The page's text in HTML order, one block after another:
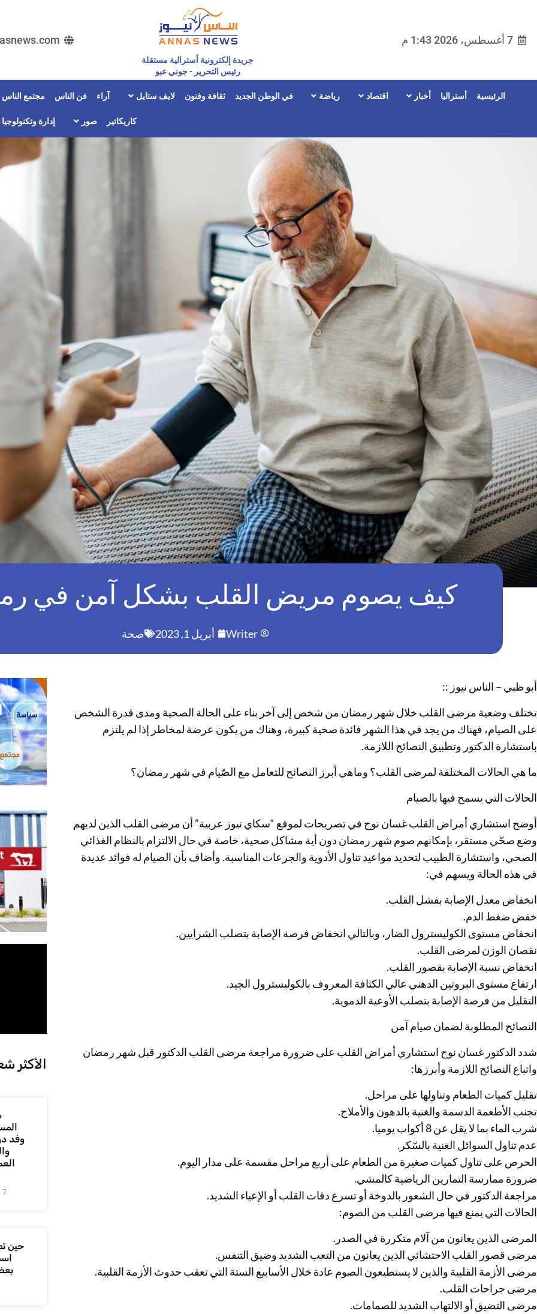
7 أغسطس، 2026 1:43 م
جريدة إلكترونية أسترالية مستقلة
رئيس التحرير - جوني عبو
الرئيسية أستراليا أخبار اقتصاد رياضة في الوطن الجديد ثقافة وفنون لايف ستايل آراء فن الناس مجتمع الناس
كاريكاتير صور إدارة وتكنولوجيا
كيف يصوم مريض القلب بشكل آمن في
Writer أبريل 1, 2023 صحة
أبو ظبي – الناس نيوز ::
تختلف وضعية مرضى القلب خلال شهر رمضان من شخص إلى آخر بناء على الحالة الصحية ومدى قدرة الشخص
على الصيام، فهناك من يجد في هذا الشهر فائدة صحية كبيرة، وهناك من يكون عرضة لمخاطر إذا لم يلتزم
باستشارة الدكتور وتطبيق النصائح اللازمة.
ما هي الحالات المختلفة لمرضى القلب؟ وماهي أبرز النصائح للتعامل مع الصّيام في شهر رمضان؟
الحالات التي يسمح فيها بالصيام
أوضح استشاري أمراض القلب غسان نوح في تصريحات لموقع “سكاي نيوز عربية” أن مرضى القلب الذين لديهم
وضع صحّي مستقر، بإمكانهم صوم شهر رمضان دون أية مشاكل صحية، خاصة في حال الالتزام بالنظام الغذائي
الصحي، واستشارة الطبيب لتحديد مواعيد تناول الأدوية والجرعات المناسبة. وأضاف بأن الصيام له فوائد عديدة
في هذه الحالة ويسهم في:
انخفاض معدل الإصابة بفشل القلب.
خفض ضغط الدم.
انخفاض مستوى الكوليسترول الضار، وبالتالي انخفاض فرصة الإصابة بتصلب الشرايين.
نقصان الوزن لمرضى القلب.
انخفاض نسبة الإصابة بقصور القلب.
ارتفاع مستوى البروتين الدهني عالي الكثافة المعروف بالكوليسترول الجيد.
التقليل من فرصة الإصابة بتصلب الأوعية الدموية.
النصائح المطلوبة لضمان صيام آمن
شدد الدكتور غسان نوح استشاري أمراض القلب على ضرورة مراجعة مرضى القلب الدكتور قبل شهر رمضان
واتباع النصائح اللازمة وأبرزها:
تقليل كميات الطعام وتناولها على مراحل.
تجنب الأطعمة الدسمة والغنية بالدهون والأملاح.
شرب الماء بما لا يقل عن 8 أكواب يوميا.
عدم تناول السوائل الغنية بالسّكر.
الحرص على تناول كميات صغيرة من الطعام على أربع مراحل مقسمة على مدار اليوم.
ضرورة ممارسة التمارين الرياضية كالمشي.
مراجعة الدكتور في حال الشعور بالدوخة أو تسرع دقات القلب أو الإعياء الشديد.
الحالات التي يمنع فيها مرضى القلب من الصوم:
المرضى الذين يعانون من آلام متكررة في الصدر.
مرضى قصور القلب الاحتشائي الذين يعانون من التعب الشديد وضيق التنفس.
مرضى الأزمة القلبية والذين لا يستطيعون الصوم عادة خلال الأسابيع الستة التي تعقب حدوث الأزمة القلبية.
مرضى جراحات القلب.
مرضى التضيق أو الالتهاب الشديد للصمامات.
الأكثر
وفد
7 أغسطس، 2026
حين